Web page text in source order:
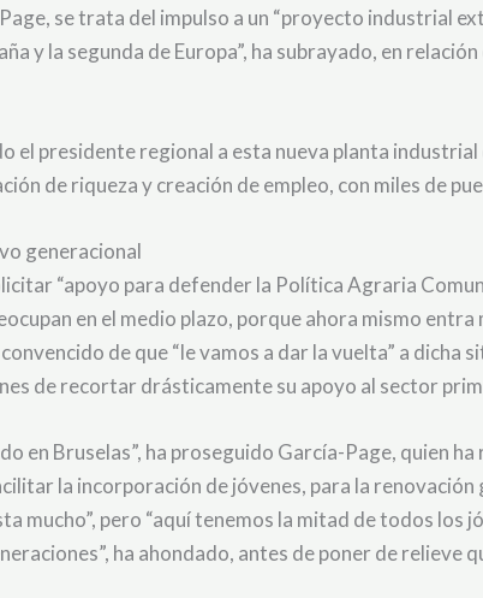
se trata del impulso a un “proyecto industrial
y la segunda de Europa”, ha subrayado, en
el presidente regional a esta nueva planta
de riqueza y creación de empleo, con miles de
generacional
“apoyo para defender la Política Agraria
en el medio plazo, porque ahora mismo
de que “le vamos a dar la vuelta” a dicha
de recortar drásticamente su apoyo al sector
en Bruselas”, ha proseguido García-Page, quien
la incorporación de jóvenes, para la renovación
mucho”, pero “aquí tenemos la mitad de todos
ha ahondado, antes de poner de